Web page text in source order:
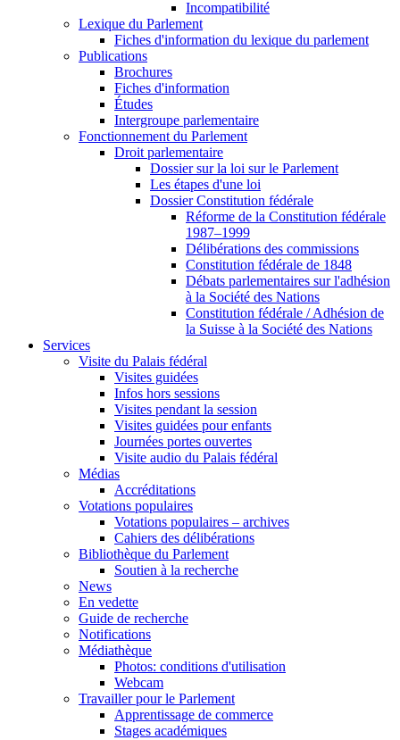
Incompatibilité
Lexique du Parlement
Fiches d'information du lexique du parlement
Publications
Brochures
Fiches d'information
Études
Intergroupe parlementaire
Fonctionnement du Parlement
Droit parlementaire
Dossier sur la loi sur le Parlement
Les étapes d'une loi
Dossier Constitution fédérale
Réforme de la Constitution fédérale
1987–1999
Délibérations des commissions
Constitution fédérale de 1848
Débats parlementaires sur l'adhésion
à la Société des Nations
Constitution fédérale / Adhésion de
la Suisse à la Société des Nations
Services
Visite du Palais fédéral
Visites guidées
Infos hors sessions
Visites pendant la session
Visites guidées pour enfants
Journées portes ouvertes
Visite audio du Palais fédéral
Médias
Accréditations
Votations populaires
Votations populaires – archives
Cahiers des délibérations
Bibliothèque du Parlement
Soutien à la recherche
News
En vedette
Guide de recherche
Notifications
Médiathèque
Photos: conditions d'utilisation
Webcam
Travailler pour le Parlement
Apprentissage de commerce
Stages académiques